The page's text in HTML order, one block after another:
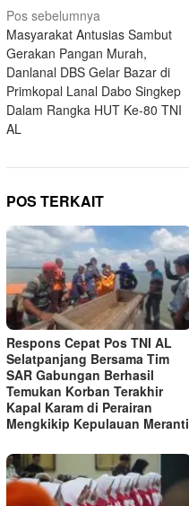
Navigasi
pos
Pos sebelumnya
Masyarakat Antusias Sambut
Gerakan Pangan Murah,
Danlanal DBS Gelar Bazar di
Primkopal Lanal Dabo Singkep
Dalam Rangka HUT Ke-80 TNI
AL
POS TERKAIT
Respons Cepat Pos TNI AL
Selatpanjang Bersama Tim
SAR Gabungan Berhasil
Temukan Korban Terakhir
Kapal Karam di Perairan
Mengkikip Kepulauan Meranti